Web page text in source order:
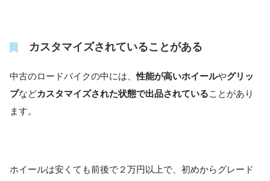
カスタマイズされていることがある
中古のロードバイクの中には、性能が高いホイールやグリッ
プなどカスタマイズされた状態で出品されていることがあり
ます。
ホイールは安くても前後で２万円以上で、初めからグレード